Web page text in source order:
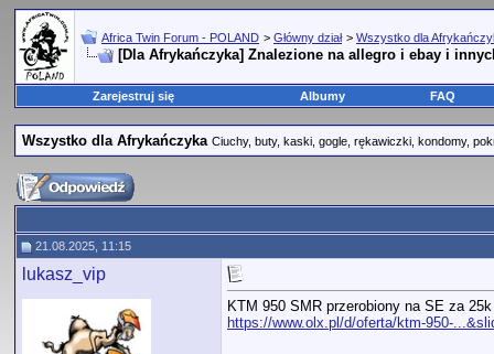
Africa Twin Forum - POLAND > Główny dział > Wszystko dla
[Dla Afrykańczyka] Znalezione na allegro i ebay i
Zarejestruj się Albumy FAQ
Wszystko dla Afrykańczyka Ciuchy, buty, kaski, gogle, rękawiczki, kondomy,
21.08.2025, 11:15
lukasz_vip
KTM 950 SMR przerobiony na SE za 25k
https://www.olx.pl/d/oferta/ktm-950-